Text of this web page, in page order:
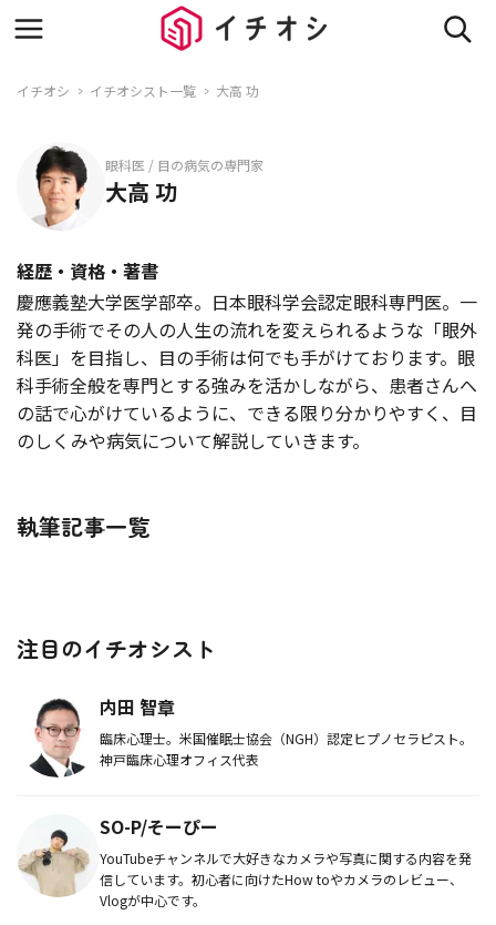
イチオシ イチオシスト一覧 大高 功
眼科医 / 目の病気の専門家
大高 功
経歴・資格・著書
慶應義塾大学医学部卒。日本眼科学会認定眼科専門医。一
発の手術でその人の人生の流れを変えられるような「眼外
科医」を目指し、目の手術は何でも手がけております。眼
科手術全般を専門とする強みを活かしながら、患者さんへ
の話で心がけているように、できる限り分かりやすく、目
のしくみや病気について解説していきます。
執筆記事一覧
注目のイチオシスト
内田 智章
臨床心理士。米国催眠士協会（NGH）認定ヒプノセラピスト。
神戸臨床心理オフィス代表
SO-P/そーぴー
YouTubeチャンネルで大好きなカメラや写真に関する内容を発
信しています。初心者に向けたHow toやカメラのレビュー、
Vlogが中心です。